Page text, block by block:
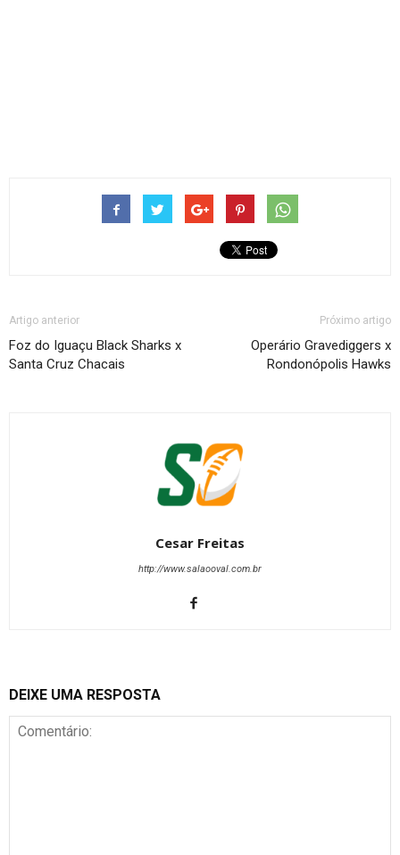
Artigo anterior
Foz do Iguaçu Black Sharks x
Santa Cruz Chacais
Próximo artigo
Operário Gravediggers x
Rondonópolis Hawks
Cesar Freitas
http://www.salaooval.com.br
DEIXE UMA RESPOSTA